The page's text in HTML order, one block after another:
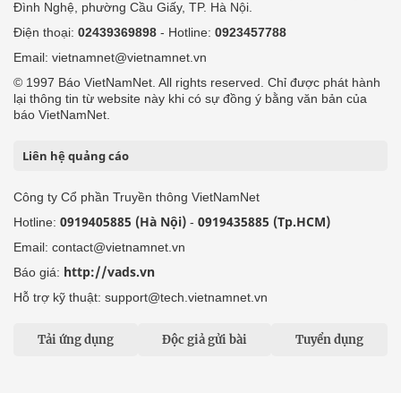
Đình Nghệ, phường Cầu Giấy, TP. Hà Nội.
Điện thoại: 02439369898 - Hotline: 0923457788
Email: vietnamnet@vietnamnet.vn
© 1997 Báo VietNamNet. All rights reserved. Chỉ được phát hành
lại thông tin từ website này khi có sự đồng ý bằng văn bản của
báo VietNamNet.
Liên hệ quảng cáo
Công ty Cổ phần Truyền thông VietNamNet
Hotline: 0919405885 (Hà Nội) - 0919435885 (Tp.HCM)
Email: contact@vietnamnet.vn
Báo giá: http://vads.vn
Hỗ trợ kỹ thuật: support@tech.vietnamnet.vn
Tải ứng dụng Độc giả gửi bài Tuyển dụng